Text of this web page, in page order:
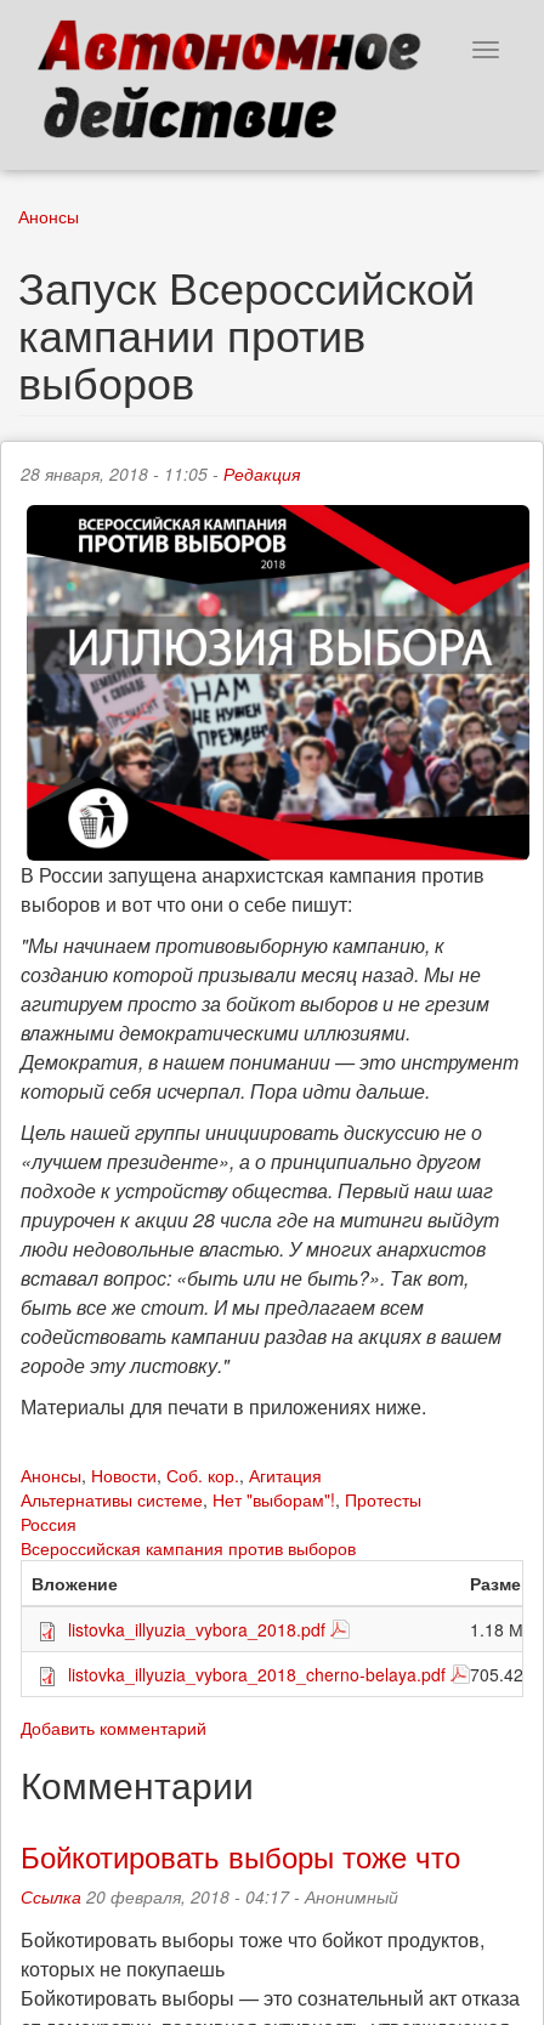
основному
содержанию
Toggle
Анонсы
Запуск Всероссийской
кампании против
выборов
28 января, 2018 - 11:05 - Редакция
В России запущена анархистская кампания против
выборов и вот что они о себе пишут:
"Мы начинаем противовыборную кампанию, к
созданию которой призывали месяц назад. Мы не
агитируем просто за бойкот выборов и не грезим
влажными демократическими иллюзиями.
Демократия, в нашем понимании — это инструмент
который себя исчерпал. Пора идти дальше.
Цель нашей группы инициировать дискуссию не о
«лучшем президенте», а о принципиально другом
подходе к устройству общества. Первый наш шаг
приурочен к акции 28 числа где на митинги выйдут
люди недовольные властью. У многих анархистов
вставал вопрос: «быть или не быть?». Так вот,
быть все же стоит. И мы предлагаем всем
содействовать кампании раздав на акциях в вашем
городе эту листовку."
Материалы для печати в приложениях ниже.
Анонсы, Новости, Соб. кор., Агитация
Альтернативы системе, Нет "выборам"!, Протесты
Россия
Всероссийская кампания против выборов
Вложение
Размер
listovka_illyuzia_vybora_2018.pdf
1.18 МБ
listovka_illyuzia_vybora_2018_cherno-belaya.pdf
705.42
Добавить комментарий
Комментарии
Бойкотировать выборы тоже что
Ссылка 20 февраля, 2018 - 04:17 - Анонимный
Бойкотировать выборы тоже что бойкот продуктов,
которых не покупаешь
Бойкотировать выборы — это сознательный акт отказа